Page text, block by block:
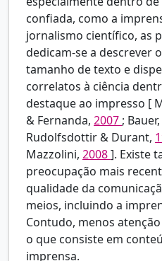
confiada, como a
jornalismo científico, as
dedicam-se a descrever
tamanho de texto e
correlatos à ciência
destaque ao impresso [
& Fernanda, 2007 ;
Rudolfsdottir & Durant,
Mazzolini, 2008]. Existe
preocupação mais
qualidade da
meios, incluindo a
Contudo, menos
o que consiste em
imprensa.